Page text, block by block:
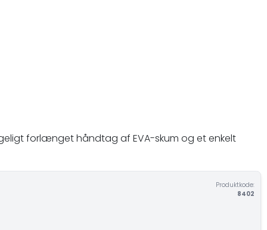
forlænget håndtag af EVA-skum og et enkelt
Produktkode:
8402